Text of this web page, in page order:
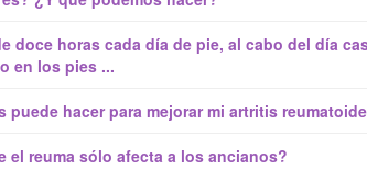
doce horas cada día de pie, al cabo del día
en los pies ...
puede hacer para mejorar mi artritis
el reuma sólo afecta a los ancianos?